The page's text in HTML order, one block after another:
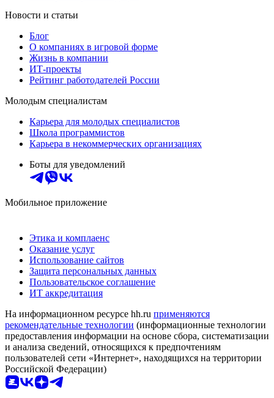
Новости и статьи
Блог
О компаниях в игровой форме
Жизнь в компании
ИТ-проекты
Рейтинг работодателей России
Молодым специалистам
Карьера для молодых специалистов
Школа программистов
Карьера в некоммерческих организациях
Боты для уведомлений
Мобильное приложение
Этика и комплаенс
Оказание услуг
Использование сайтов
Защита персональных данных
Пользовательское соглашение
ИТ аккредитация
На информационном ресурсе hh.ru применяются
рекомендательные технологии (информационные технологии
предоставления информации на основе сбора, систематизации
и анализа сведений, относящихся к предпочтениям
пользователей сети «Интернет», находящихся на территории
Российской Федерации)